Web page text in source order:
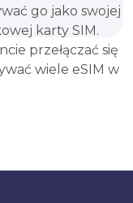
go jako swojej
karty SIM.
przełączać się
wiele eSIM w